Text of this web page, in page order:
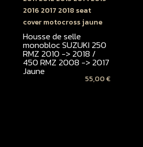
Housse de selle
monobloc SUZUKI 250
RMZ 2010 -> 2018 /
450 RMZ 2008 -> 2017
Jaune
55,00€